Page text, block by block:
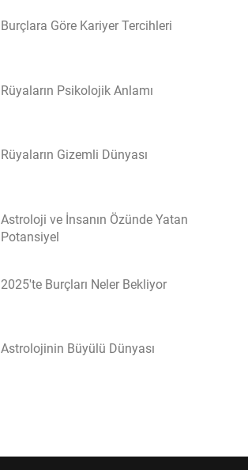
Burçlara Göre Kariyer Tercihleri
Rüyaların Psikolojik Anlamı
Rüyaların Gizemli Dünyası
Astroloji ve İnsanın Özünde Yatan
Potansiyel
2025'te Burçları Neler Bekliyor
Astrolojinin Büyülü Dünyası